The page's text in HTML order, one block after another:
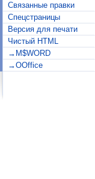
Связанные правки
Спецстраницы
Версия для печати
Чистый HTML
→M$WORD
→OOffice